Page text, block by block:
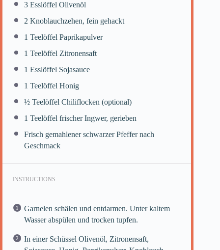
3 Esslöffel Olivenöl
2 Knoblauchzehen, fein gehackt
1 Teelöffel Paprikapulver
1 Teelöffel Zitronensaft
1 Esslöffel Sojasauce
1 Teelöffel Honig
½ Teelöffel Chiliflocken (optional)
1 Teelöffel frischer Ingwer, gerieben
Frisch gemahlener schwarzer Pfeffer nach
Geschmack
INSTRUCTIONS
Garnelen schälen und entdarmen. Unter kaltem
Wasser abspülen und trocken tupfen.
In einer Schüssel Olivenöl, Zitronensaft,